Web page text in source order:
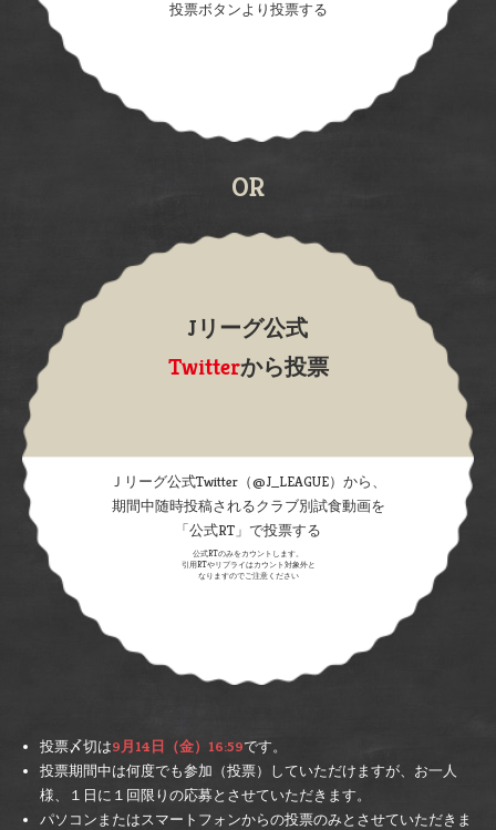
投票ボタンより投票する
OR
Jリーグ公式
Twitterから投票
Ｊリーグ公式Twitter（@J_LEAGUE）から、
期間中随時投稿されるクラブ別試食動画を
「公式RT」で投票する
公式RTのみをカウントします。
引用RTやリプライはカウント対象外と
なりますのでご注意ください
投票〆切は9月14日（金）16:59です。
投票期間中は何度でも参加（投票）していただけますが、お一人
様、１日に１回限りの応募とさせていただきます。
パソコンまたはスマートフォンからの投票のみとさせていただきま